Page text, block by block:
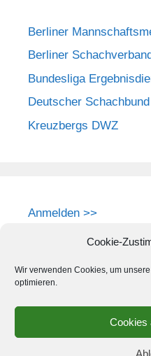
Cookie-
Wir verwenden Cookies, um
optimieren.
Cookies
Berliner
Berliner Schachverband
Bundesliga
Deutscher Schachbund
Kreuzbergs DWZ
Anmelden >>